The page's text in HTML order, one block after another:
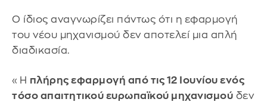
Ο ίδιος αναγνωρίζει πάντως ότι η εφαρμογή
του νέου μηχανισμού δεν αποτελεί μια απλή
διαδικασία.
«Η πλήρης εφαρμογή από τις 12 Ιουνίου ενός
τόσο απαιτητικού ευρωπαϊκού μηχανισμού δεν